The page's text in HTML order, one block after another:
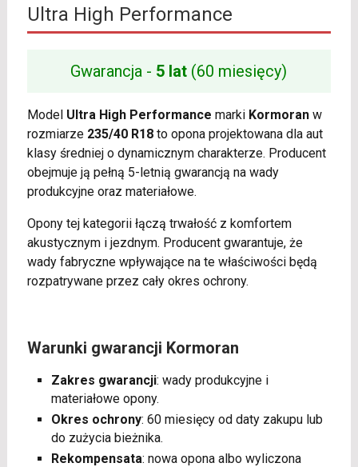
Ultra High Performance
Gwarancja - 5 lat (60 miesięcy)
Model Ultra High Performance marki Kormoranw
rozmiarze 235/40 R18to opona projektowana dla aut
klasy średniej o dynamicznym charakterze. Producent
obejmuje ją pełną 5-letnią gwarancją na wady
produkcyjne oraz materiałowe.
Opony tej kategorii łączą trwałość z komfortem
akustycznym i jezdnym. Producent gwarantuje, że
wady fabryczne wpływające na te właściwości będą
rozpatrywane przez cały okres ochrony.
Warunki gwarancji Kormoran
Zakres gwarancji: wady produkcyjne i
materiałowe opony.
Okres ochrony: 60 miesięcy od daty zakupu lub
do zużycia bieżnika.
Rekompensata: nowa opona albo wyliczona